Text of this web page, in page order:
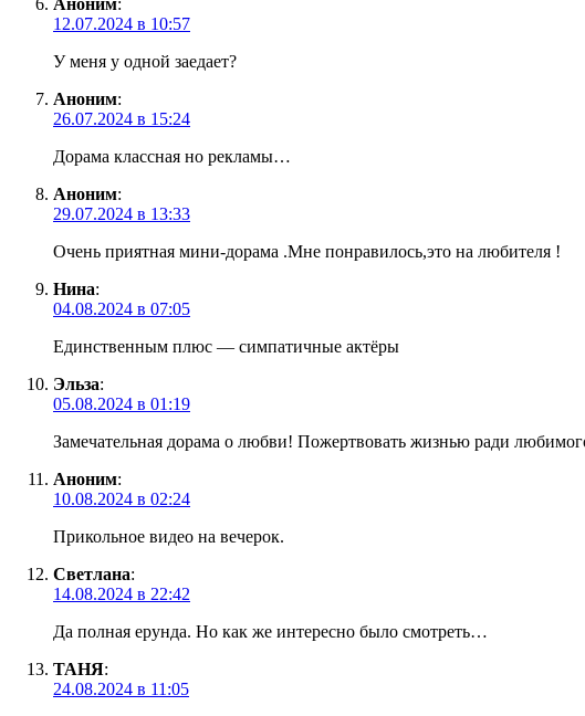
Аноним:
12.07.2024 в 10:57
У меня у одной заедает?
Аноним:
26.07.2024 в 15:24
Дорама классная но рекламы…
Аноним:
29.07.2024 в 13:33
Очень приятная мини-дорама .Мне понравилось,это на любителя !
Нина:
04.08.2024 в 07:05
Единственным плюс — симпатичные актёры
Эльза:
05.08.2024 в 01:19
Замечательная дорама о любви! Пожертвовать жизнью ради
Аноним:
10.08.2024 в 02:24
Прикольное видео на вечерок.
Светлана:
14.08.2024 в 22:42
Да полная ерунда. Но как же интересно было смотреть…
ТАНЯ:
24.08.2024 в 11:05